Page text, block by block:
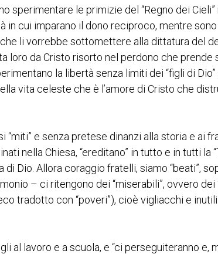
sperimentare le primizie del “Regno dei
in cui imparano il dono reciproco, mentre
li vorrebbe sottomettere alla dittatura del
loro da Cristo risorto nel perdono che
la libertà senza limiti dei “figli di
vita celeste che è l’amore di Cristo che
“miti” e senza pretese dinanzi alla storia e ai
nella Chiesa, “ereditano” in tutto e in tutti la
Dio. Allora coraggio fratelli, siamo “beati”,
– ci ritengono dei “miserabili”, ovvero dei
tradotto con “poveri”), cioè vigliacchi e
al lavoro e a scuola, e “ci perseguiteranno e,